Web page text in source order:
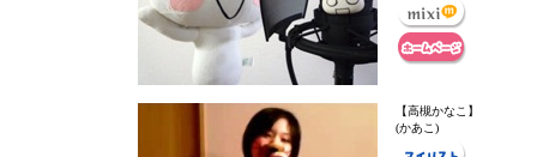
【高槻かなこ】
(かあこ)